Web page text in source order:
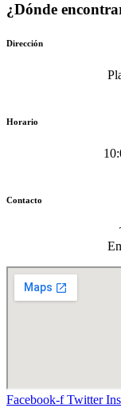
¿Dónde
Dirección
Horario
Contacto
Facebook-f Twitter